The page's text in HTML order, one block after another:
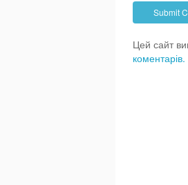
Цей сайт
коментарів.